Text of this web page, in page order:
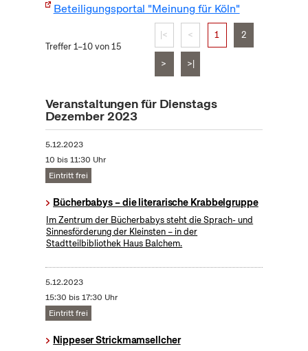
Beteiligungsportal "Meinung für Köln"
Treffer 1–10 von 15
|< < 1 2
> >|
Veranstaltungen für Dienstags
Dezember 2023
5.12.2023
10 bis 11:30 Uhr
Eintritt frei
Bücherbabys – die literarische Krabbelgruppe
Im Zentrum der Bücherbabys steht die Sprach- und
Sinnesförderung der Kleinsten – in der
Stadtteilbibliothek Haus Balchem.
5.12.2023
15:30 bis 17:30 Uhr
Eintritt frei
Nippeser Strickmamsellcher